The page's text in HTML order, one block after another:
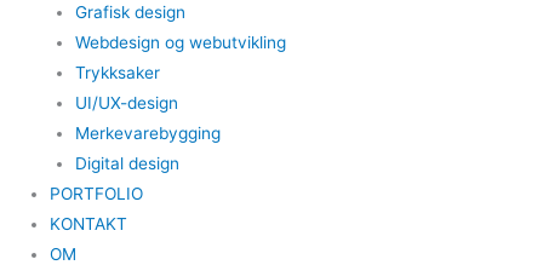
Grafisk design
Webdesign og webutvikling
Trykksaker
UI/UX-design
Merkevarebygging
Digital design
PORTFOLIO
KONTAKT
OM